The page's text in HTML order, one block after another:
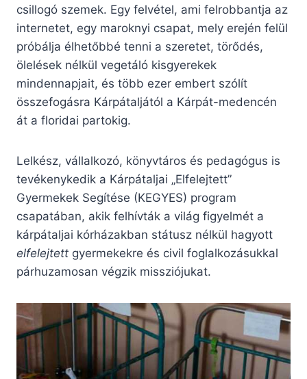
csillogó szemek. Egy felvétel, ami felrobbantja az
internetet, egy maroknyi csapat, mely erején felül
próbálja élhetőbbé tenni a szeretet, törődés,
ölelések nélkül vegetáló kisgyerekek
mindennapjait, és több ezer embert szólít
összefogásra Kárpátaljától a Kárpát-medencén
át a floridai partokig.
Lelkész, vállalkozó, könyvtáros és pedagógus is
tevékenykedik a Kárpátaljai „Elfelejtett”
Gyermekek Segítése (KEGYES) program
csapatában, akik felhívták a világ figyelmét a
kárpátaljai kórházakban státusz nélkül hagyott
elfelejtett gyermekekre és civil foglalkozásukkal
párhuzamosan végzik missziójukat.